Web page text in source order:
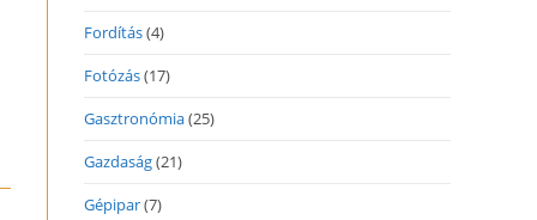
Fordítás(4)
Fotózás(17)
Gasztronómia(25)
Gazdaság(21)
Gépipar(7)